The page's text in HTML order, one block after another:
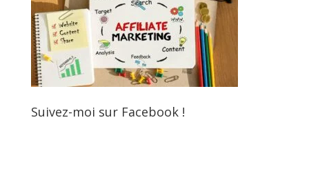
Suivez-moi sur Facebook !